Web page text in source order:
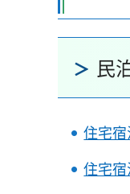
民
住宅
住宅